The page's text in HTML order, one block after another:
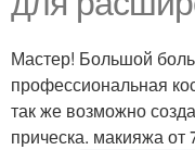
Мастер! Большой
профессиональная
так же возможно
прическа. макияжа от